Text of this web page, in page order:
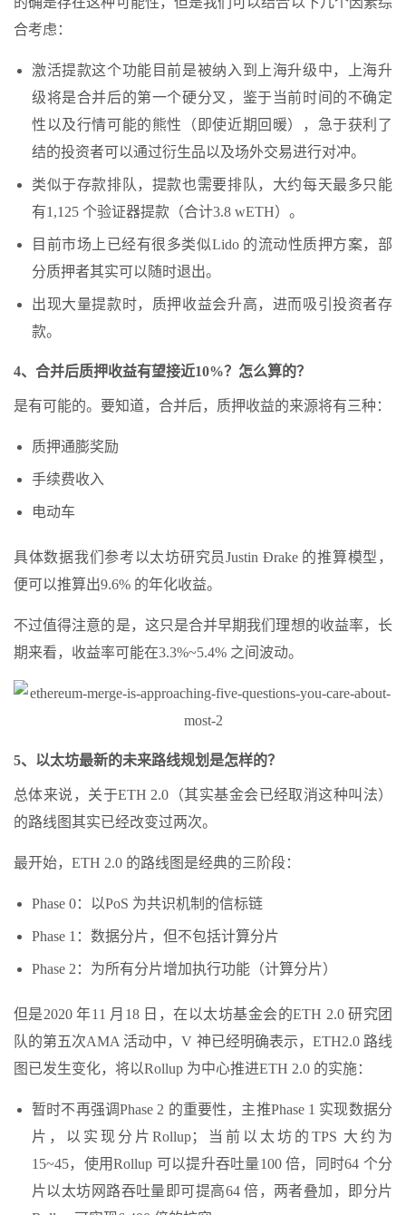
合考虑：
激活提款这个功能目前是被纳入到上海升级中，上海升
级将是合并后的第一个硬分叉，鉴于当前时间的不确定
性以及行情可能的熊性（即使近期回暖），急于获利了
结的投资者可以通过衍生品以及场外交易进行对冲。
类似于存款排队，提款也需要排队，大约每天最多只能
有1,125 个验证器提款（合计3.8 wETH）。
目前市场上已经有很多类似Lido 的流动性质押方案，部
分质押者其实可以随时退出。
出现大量提款时，质押收益会升高，进而吸引投资者存
款。
4、合并后质押收益有望接近10%？怎么算的？
是有可能的。要知道，合并后，质押收益的来源将有三种：
质押通膨奖励
手续费收入
电动车
具体数据我们参考以太坊研究员Justin Ðrake 的推算模型，
便可以推算出9.6% 的年化收益。
不过值得注意的是，这只是合并早期我们理想的收益率，长
期来看，收益率可能在3.3%~5.4% 之间波动。
5、以太坊最新的未来路线规划是怎样的？
总体来说，关于ETH 2.0（其实基金会已经取消这种叫法）
的路线图其实已经改变过两次。
最开始，ETH 2.0 的路线图是经典的三阶段：
Phase 0：以PoS 为共识机制的信标链
Phase 1：数据分片，但不包括计算分片
Phase 2：为所有分片增加执行功能（计算分片）
但是2020 年11 月18 日，在以太坊基金会的ETH 2.0 研究团
队的第五次AMA 活动中，V 神已经明确表示，ETH2.0 路线
图已发生变化，将以Rollup 为中心推进ETH 2.0 的实施：
暂时不再强调Phase 2 的重要性，主推Phase 1 实现数据分
片，以实现分片Rollup；当前以太坊的TPS 大约为
15~45，使用Rollup 可以提升吞吐量100 倍，同时64 个分
片以太坊网路吞吐量即可提高64 倍，两者叠加，即分片